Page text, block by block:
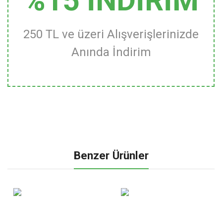
250 TL ve üzeri Alışverişlerinizde
Anında İndirim
Benzer Ürünler